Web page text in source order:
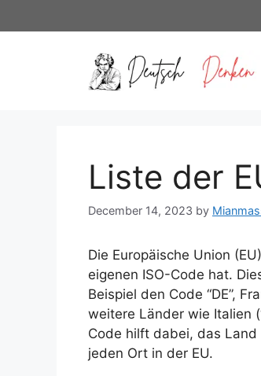
to
Liste der
December 14, 2023 by
Die Europäische Union
eigenen ISO-Code hat.
Beispiel den Code “DE”,
weitere Länder wie Italien
Code hilft dabei, das
jeden Ort in der EU.